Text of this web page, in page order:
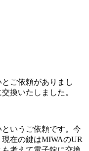
ご依頼がありまし
換いたしました。
いうご依頼です。今
在の鍵はMIWAのUR